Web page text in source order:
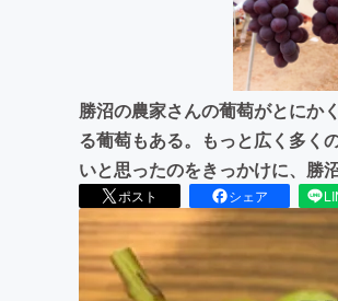
勝沼の農家さんの葡萄がとにか
る葡萄もある。もっと広く多く
いと思ったのをきっかけに、勝
ポスト シェア